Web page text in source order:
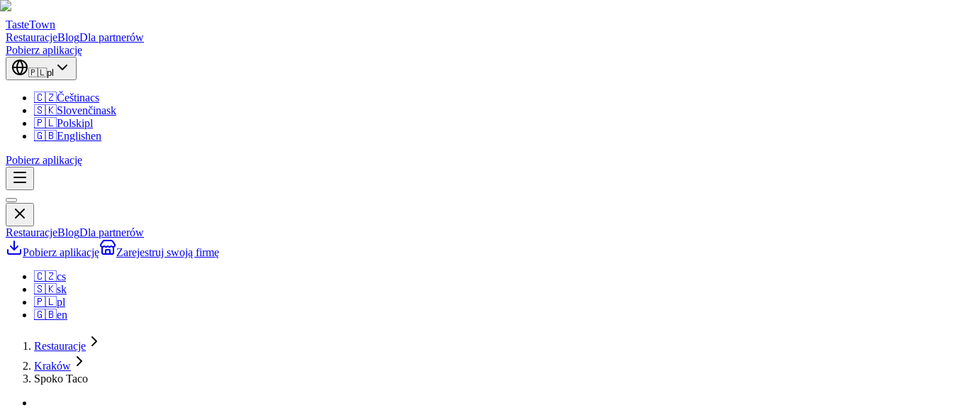
TasteTown
RestauracjeBlogDla partnerów
Pobierz aplikację
🇵🇱pl
🇨🇿Češtinacs
🇸🇰Slovenčinask
🇵🇱Polskipl
🇬🇧Englishen
Pobierz aplikację
RestauracjeBlogDla partnerów
Pobierz aplikację
Zarejestruj swoją firmę
🇨🇿cs
🇸🇰sk
🇵🇱pl
🇬🇧en
Restauracje
Kraków
Spoko Taco